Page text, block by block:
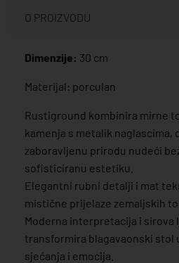
O PROIZVODU
Dimenzije: 30 cm
Materijal: porculan
Rustiground kombinira mirne
kamenja s metalik naglascima,
zaboravljenu prirodu nudeći
sofisticiranu estetiku.
Elegantni rubni detalji i mat
mistične prijelaze zemaljskih
Moderna interpretacija i sirova
transformira blagavaonski stol
sjećanja i emocija.